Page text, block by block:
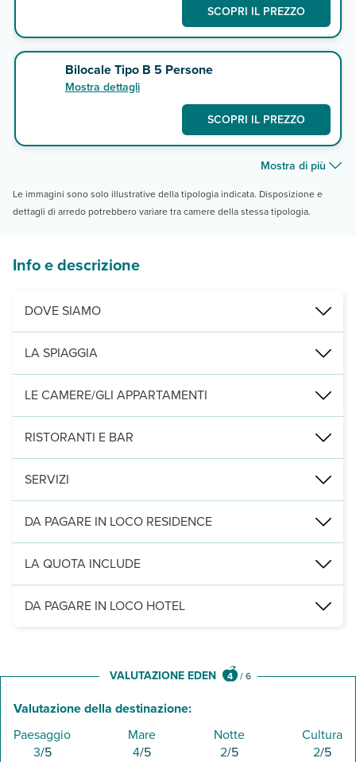
SCOPRI IL PREZZO
Bilocale Tipo B 5 Persone
Mostra dettagli
SCOPRI IL PREZZO
Mostra di più
Le immagini sono solo illustrative della tipologia indicata. Disposizione e
dettagli di arredo potrebbero variare tra camere della stessa tipologia.
Info e descrizione
DOVE SIAMO
Montesilvano, sulla spiaggia, a 400 m dal centro, 500 dal
LA SPIAGGIA
privata, di sabbia fine e dorata, servizio spiaggia con 1
LE CAMERE/GLI APPARTAMENTI
130 camere/appartamenti arredati in stile moderno,
RISTORANTI E BAR
3 sale ristorante tutte climatizzate (l'assegnazione avverrà a
SERVIZI
1 piscina semi-olimpionica e 1 per bambini, con ombrelloni e
DA PAGARE IN LOCO RESIDENCE
Servizi obbligatori:tessera club a partire dai 3 anni € 45 a
Leggi Tutto
LA QUOTA INCLUDE
per la formula residence, consumi di acqua, luce e biancheria
DA PAGARE IN LOCO HOTEL
VALUTAZIONE EDEN 4 /6
Valutazione della destinazione:
Paesaggio
3/5
Mare
4/5
Notte
2/5
Cultura
2/5